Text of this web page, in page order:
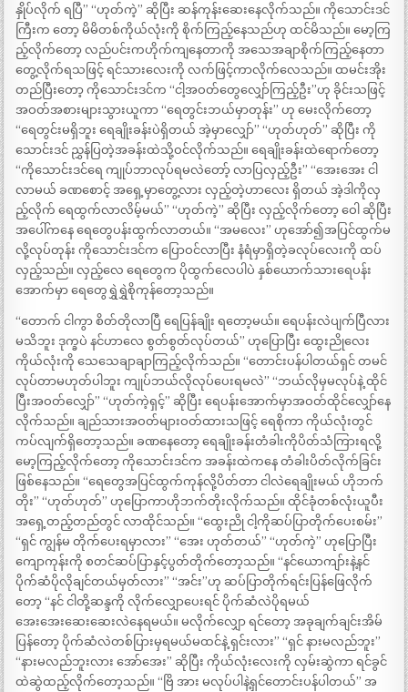
နှိုပ်လိုက် ရပြီ” “ဟုတ်ကဲ့” ဆိုပြီး ဆန်ကုန်းဆေးနေလိုက်သည်။ ကိုသောင်းဒင်
ကြီးက တော့ မိမိတစ်ကိုယ်လုံးကို စိုက်ကြည့်နေသည်ဟု ထင်မိသည်။ မော့ကြ
ည့်လိုက်တော့ လည်ပင်းကဟိုက်ကျနေတာကို အသေအချာစိုက်ကြည့်နေတာ
တွေ့လိုက်ရသဖြင့် ရင်သားလေးကို လက်ဖြင့်ကာလိုက်လေသည်။ ထမင်းအိုး
တည်ပြီးတော့ ကိုသောင်းဒင်က “ငါ့အဝတ်တွေလျှော်ကြည့်ဦး”ဟု ခိုင်းသဖြင့်
အဝတ်အစားများသွားယူကာ “ရေတွင်းဘယ်မှာတုန်း” ဟု မေးလိုက်တော့
“ရေတွင်းမရှိဘူး ရေချိုးခန်းပဲရှိတယ် အဲ့မှာလျှော်” “ဟုတ်ဟုတ်” ဆိုပြီး ကို
သောင်းဒင် ညွှန်ပြတဲ့အခန်းထဲသို့ဝင်လိုက်သည်။ ရေချိုးခန်းထဲရောက်တော့
“ကိုသောင်းဒင်ရေ ကျုပ်ဘာလုပ်ရမလဲတော့် လာပြလှည့်ဦး” “အေးအေး ငါ
လာမယ် ခဏစောင့် အရှေ့မှာတွေ့လား လှည့်တဲ့ဟာလေး ရှိတယ် အဲ့ဒါကိုလှ
ည့်လိုက် ရေထွက်လာလိမ့်မယ်” “ဟုတ်ကဲ့” ဆိုပြီး လှည့်လိုက်တော့ ဝေါ ဆိုပြီး
အပေါ်ကနေ ရေတွေပန်းထွက်လာတယ်။ “အမလေး” ဟုအော်၍အပြင်ထွက်မ
လို့လုပ်တုန်း ကိုသောင်းဒင်က ပြောဝင်လာပြီး နံရံမှာရှိတဲ့ခလုပ်လေးကို ထပ်
လှည့်သည်။ လှည့်လေ ရေတွေက ပိုထွက်လေပါပဲ နှစ်ယောက်သားရေပန်း
အောက်မှာ ရေတွေရွှဲရွှဲစိုကုန်တော့သည်။
“တောက် ငါကွာ စိတ်တိုလာပြီ ရေပြန်ချိုး ရတော့မယ်။ ရေပန်းလဲပျက်ပြီလား
မသိဘူး ဒုက္ခပဲ နင်ဟာလေ စွတ်စွတ်လုပ်တယ်” ဟုပြောပြီး ထွေးညိုလေး
ကိုယ်လုံးကို သေသေချာချာကြည့်လိုက်သည်။ “တောင်းပန်ပါတယ်ရှင် တမင်
လုပ်တာမဟုတ်ပါဘူး ကျုပ်ဘယ်လိုလုပ်ပေးရမလဲ” “ဘယ်လိုမှမလုပ်နဲ့ ထိုင်
ပြီးအဝတ်လျှော်” “ဟုတ်ကဲ့ရှင့်” ဆိုပြီး ရေပန်းအောက်မှာအဝတ်ထိုင်လျှော်နေ
လိုက်သည်။ ချည်သားအဝတ်များဝတ်ထားသဖြင့် ရေစိုကာ ကိုယ်လုံးတွင်
ကပ်လျက်ရှိတော့သည်။ ခဏနေတော့ ရေချိုးခန်းတံခါးကိုပိတ်သံကြားရလို့
မော့ကြည့်လိုက်တော့ ကိုသောင်းဒင်က အခန်းထဲကနေ တံခါးပိတ်လိုက်ခြင်း
ဖြစ်နေသည်။ “ရေတွေအပြင်ထွက်ကုန်လို့ပိတ်တာ ငါလဲရေချိုးမယ် ဟိုဘက်
တိုး” “ဟုတ်ဟုတ်” ဟုပြောကာဟိုဘက်တိုးလိုက်သည်။ ထိုင်ခုံတစ်လုံးယူပီး
အရှေ့တည့်တည်တွင် လာထိုင်သည်။ “ထွေးညို ငါ့ကိုဆပ်ပြာတိုက်ပေးစမ်း”
“ရှင် ကျွန်မ တိုက်ပေးရမှာလား” “အေး ဟုတ်တယ်” “ဟုတ်ကဲ့” ဟုပြောပြီး
ကျောကုန်းကို စတင်ဆပ်ပြာနှင့်ပွတ်တိုက်တော့သည်။ “နင်ယောကျာ်းနဲ့နင်
ပိုက်ဆံပိုလိုချင်တယ်မှတ်လား” “အင်း”ဟု ဆပ်ပြာတိုက်ရင်းပြန်ဖြေလိုက်
တော့ “နင် ငါတို့ဆန္ဒကို လိုက်လျှောပေးရင် ပိုက်ဆံလဲပိုရမယ်
အေးအေးဆေးဆေးလဲနေရမယ်။ မလိုက်လျှော ရင်တော့ အခုချက်ချင်းအိမ်
ပြန်တော့ ပိုက်ဆံလဲတစ်ပြားမှရမယ်မထင်နဲ့ ရှင်းလား” “ရှင် နားမလည်ဘူး”
“နားမလည်ဘူးလား အော်အေး” ဆိုပြီး ကိုယ်လုံးလေးကို လှမ်းဆွဲကာ ရင်ခွင်
ထဲဆွဲထည့်လိုက်တော့သည်။ “ဗြိ အား မလုပ်ပါနဲ့ရှင်တောင်းပန်ပါတယ်” အ